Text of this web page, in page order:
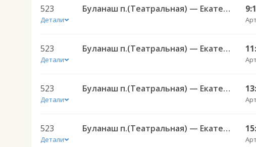
523
Детали
Буланаш п.(Театральная) — Екатеринбург АВ Северный 523
523
Детали
Буланаш п.(Театральная) — Екатеринбург АВ Северный 523
523
Детали
Буланаш п.(Театральная) — Екатеринбург АВ Северный 523
523
Детали
Буланаш п.(Театральная) — Екатеринбург АВ Северный 523